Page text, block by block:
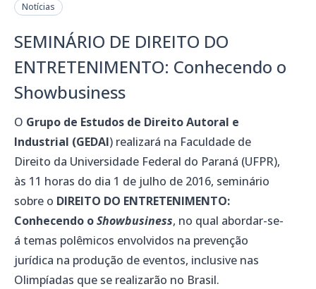
Notícias
SEMINÁRIO DE DIREITO DO
ENTRETENIMENTO: Conhecendo o
Showbusiness
O Grupo de Estudos de Direito Autoral e
Industrial (GEDAI) realizará na Faculdade de
Direito da Universidade Federal do Paraná (UFPR),
às 11 horas do dia 1 de julho de 2016, seminário
sobre o DIREITO DO ENTRETENIMENTO:
Conhecendo oShowbusiness, no qual abordar-se-
á temas polêmicos envolvidos na prevenção
jurídica na produção de eventos, inclusive nas
Olimpíadas que se realizarão no Brasil.